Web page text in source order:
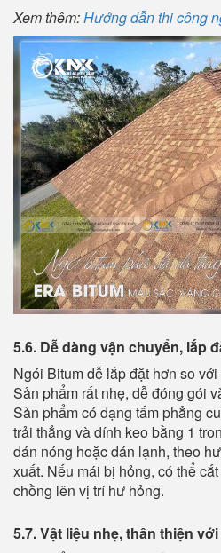
Xem thêm:Hướng dẫn thi công
5.6. Dễ dàng vận chuyển, lắp
Ngói Bitum dễ lắp đặt hơn so
Sản phẩm rất nhẹ, dễ đóng gói
Sản phẩm có dạng tấm phẳng
trải thẳng và dính keo bằng 1
dán nóng hoặc dán lạnh, theo
xuất. Nếu mái bị hỏng, có thể
chồng lên vị trí hư hỏng.
5.7. Vật liệu nhẹ, thân thiện